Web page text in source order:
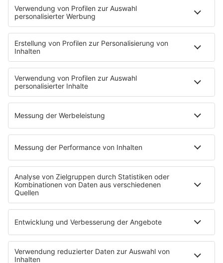
HOME
INFOS
Kontakt
Jobs & Praktika
Pressekontakt
Presse & Downloads
Wetter
Übersicht
bigFM App
radio.de
radioplayer.de
Partner
WERBUNG
Leistungen und Produkte
Ansprechpartner